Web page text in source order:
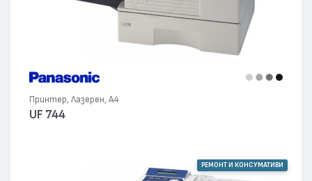
Принтер, Лазерен, А4
UF 744
РЕМОНТ И КОНСУМАТИВИ